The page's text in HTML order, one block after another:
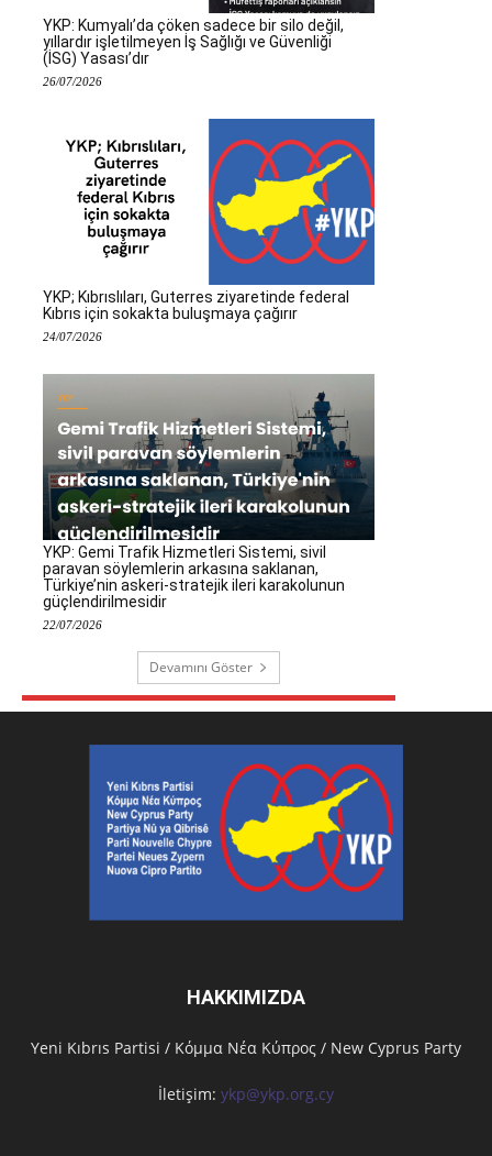
YKP: Kumyalı’da çöken sadece bir silo değil,
yıllardır işletilmeyen İş Sağlığı ve Güvenliği
(İSG) Yasası’dır
26/07/2026
YKP; Kıbrıslıları, Guterres ziyaretinde federal
Kıbrıs için sokakta buluşmaya çağırır
24/07/2026
YKP: Gemi Trafik Hizmetleri Sistemi, sivil
paravan söylemlerin arkasına saklanan,
Türkiye’nin askeri-stratejik ileri karakolunun
güçlendirilmesidir
22/07/2026
Devamını Göster
HAKKIMIZDA
Υeni Kıbrıs Partisi / Κόμμα Νέα Κύπρος / New Cyprus Party
İletişim: ykp@ykp.org.cy